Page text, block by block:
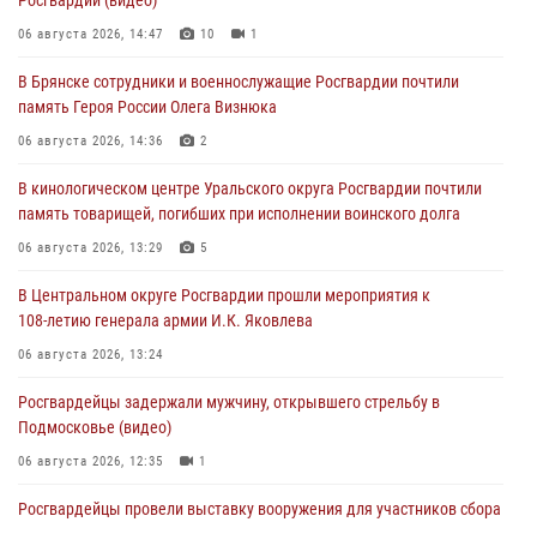
06 августа 2026, 14:47 10 1
В Брянске сотрудники и военнослужащие Росгвардии почтили
память Героя России Олега Визнюка
06 августа 2026, 14:36 2
В кинологическом центре Уральского округа Росгвардии почтили
память товарищей, погибших при исполнении воинского долга
06 августа 2026, 13:29 5
В Центральном округе Росгвардии прошли мероприятия к
108‑летию генерала армии И.К. Яковлева
06 августа 2026, 13:24
Росгвардейцы задержали мужчину, открывшего стрельбу в
Подмосковье (видео)
06 августа 2026, 12:35 1
Росгвардейцы провели выставку вооружения для участников сбора